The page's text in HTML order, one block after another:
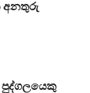
අනතුරු
පුද්ගලයෙකු